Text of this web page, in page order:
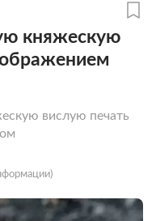
княжескую
вислую печать